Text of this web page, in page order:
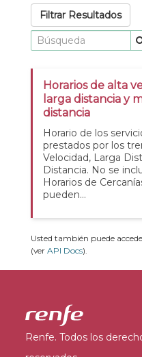
Filtrar Resultados
Horarios de alta
larga distancia y
distancia
Horario de los
prestados por los
Velocidad, Larga
Distancia. No se
Horarios de
pueden...
Usted también puede
(ver API Docs).
Renfe. Todos los